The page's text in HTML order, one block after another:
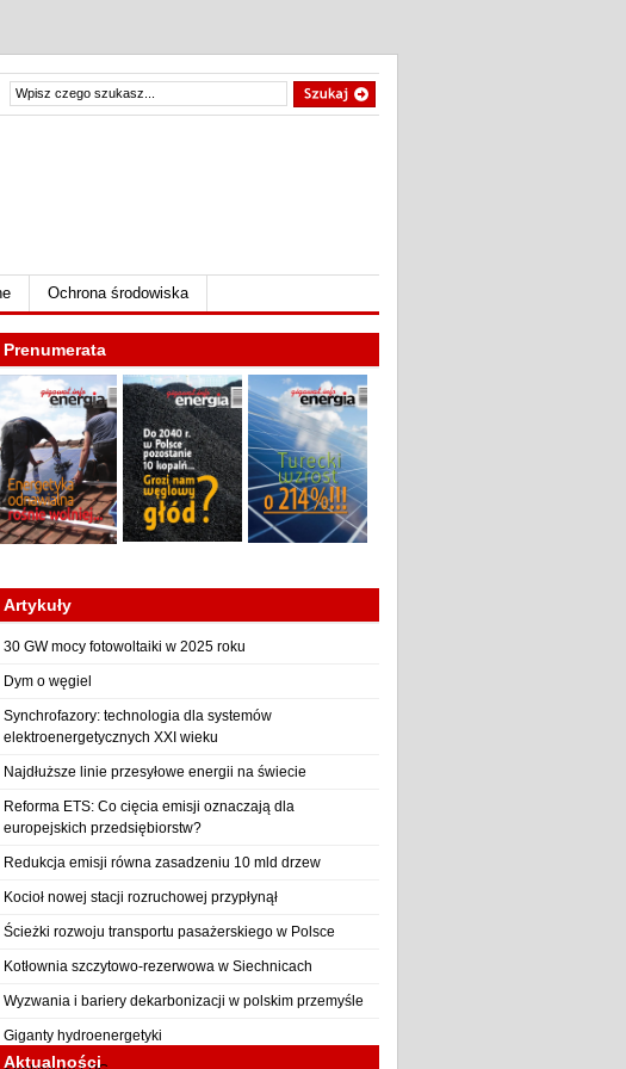
Ochrona środowiska
Prenumerata
Artykuły
30 GW mocy fotowoltaiki w 2025 roku
Dym o węgiel
Synchrofazory: technologia dla systemów
elektroenergetycznych XXI wieku
Najdłuższe linie przesyłowe energii na świecie
Reforma ETS: Co cięcia emisji oznaczają dla
europejskich przedsiębiorstw?
Redukcja emisji równa zasadzeniu 10 mld drzew
Kocioł nowej stacji rozruchowej przypłynął
Ścieżki rozwoju transportu pasażerskiego w Polsce
Kotłownia szczytowo-rezerwowa w Siechnicach
Wyzwania i bariery dekarbonizacji w polskim przemyśle
Giganty hydroenergetyki
Aktualności